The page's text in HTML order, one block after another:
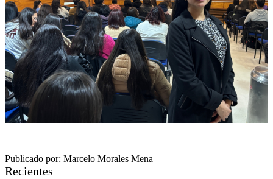
Publicado por: Marcelo Morales Mena
Recientes